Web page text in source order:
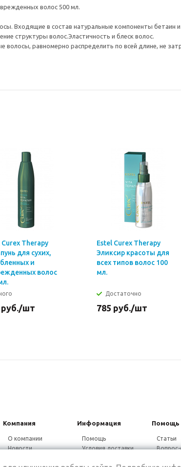
волос 500 мл.
Входящие в состав натуральные компоненты
структуры волос.Эластичность и блеск волос.
волосы, равномерно распределить по всей длине, не
Curex Therapy
для сухих,
и
волос
руб./шт
Estel Curex Therapy
Эликсир красоты для
всех типов волос 100
мл.
Достаточно
785 руб./шт
Компания Информация Помощь
О компании
Новости
Помощь
Условия доставки
Статьи
Вопрос-